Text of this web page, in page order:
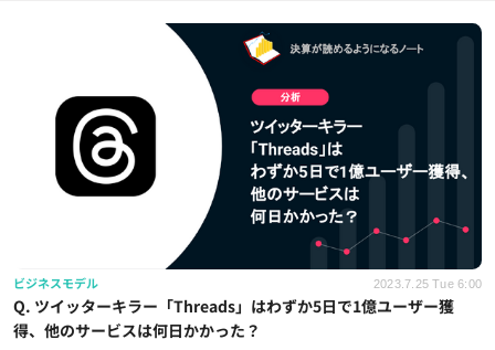
ビジネスモデル 2023.7.25 Tue 6:00
Q. ツイッターキラー「Threads」はわずか5日で1億ユーザー獲
得、他のサービスは何日かかった？